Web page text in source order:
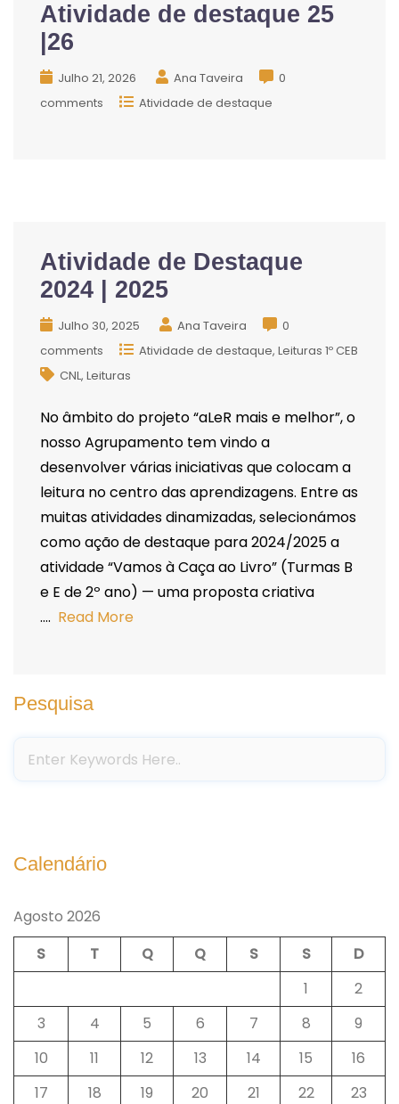
Atividade de destaque 25
|26
Julho 21, 2026 Ana Taveira
0
comments
Atividade de destaque
Atividade de Destaque
2024 | 2025
Julho 30, 2025 Ana Taveira
0
comments
Atividade de destaque Leituras 1º CEB
CNL Leituras
No âmbito do projeto “aLeR mais e melhor”, o
nosso Agrupamento tem vindo a
desenvolver várias iniciativas que colocam a
leitura no centro das aprendizagens. Entre as
muitas atividades dinamizadas, selecionámos
como ação de destaque para 2024/2025 a
atividade “Vamos à Caça ao Livro” (Turmas B
e E de 2º ano) — uma proposta criativa
…. Read More
Pesquisa
Calendário
Agosto 2026
S
T Q Q S S
D
1
2
3
4 5 6 7 8
9
10
11 12 13 14 15
16
17
18 19 20 21 22
23